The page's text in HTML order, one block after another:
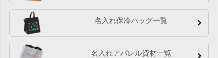
名入れ保冷バッグ一覧
名入れアパレル資材一覧